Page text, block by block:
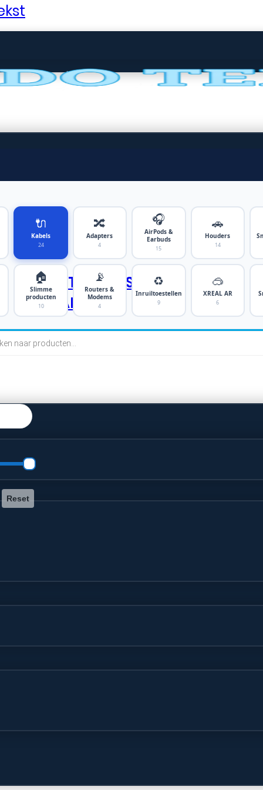
SMARTPHONES
TABLETS
🔌
Kabels
24
🔀
Adapters
4
🎧
AirPods &
Earbuds
15
🚗
Houders
14
🏠
Slimme
producten
10
📡
Routers &
Modems
4
♻️
Inruiltoestellen
9
🥽
XREAL AR
6
Reset